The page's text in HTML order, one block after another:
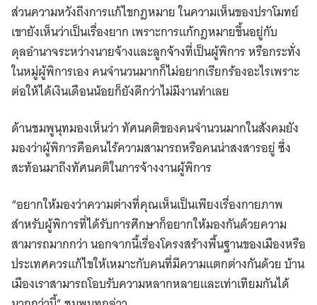
ส่วนความหวังถึงการแก้ไขกฎหมาย ในความเห็นของปราโมทย์
เขายังเห็นว่าเป็นเรื่องยาก เพราะการแก้กฎหมายขึ้นอยู่กับ
ดุลอำนาจระหว่างนายจ้างและลูกจ้างที่เป็นผู้พิการ หรือกระทั่ง
ในหมู่ผู้พิการเอง คนจำนวนมากก็ไม่อยากเรียกร้องอะไรเพราะ
ต่อให้ได้เงินเดือนน้อยก็ยังดีกว่าไม่มีงานทำเลย
ด้านชมพูนุทมองเห็นว่า ทัศนคติของคนจำนวนมากในสังคมยัง
มองว่าผู้พิการคือคนไร้ความสามารถหรือคนน่าสงสารอยู่ ซึ่ง
สะท้อนมาถึงทัศนคติในการจ้างงานผู้พิการ
“อยากให้มองว่าความต่างที่คุณเห็นเป็นเพียงเรื่องกายภาพ
สำหรับผู้พิการที่ได้รับการศึกษาก็อยากให้มองกันด้วยความ
สามารถมากกว่า นอกจากนี้เรื่องโครงสร้างพื้นฐานของเมืองหรือ
ประเทศควรแก้ไขให้เหมาะกับคนที่มีความแตกต่างกันด้วย บ้าน
เมืองเราสามารถโอบรับความหลากหลายและเท่าเทียมกันได้